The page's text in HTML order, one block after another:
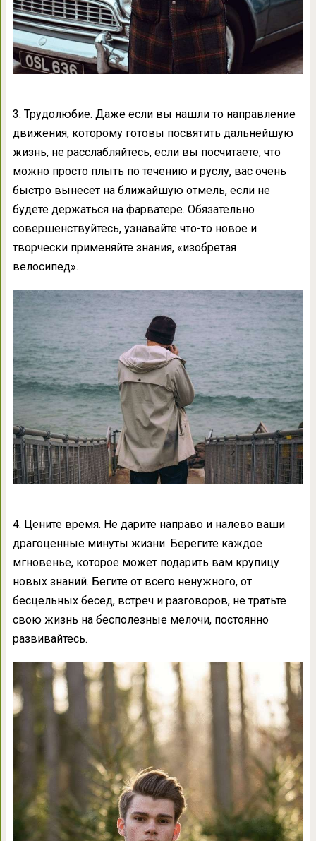
3. Трудолюбие. Даже если вы нашли то направление
движения, которому готовы посвятить дальнейшую
жизнь, не расслабляйтесь, если вы посчитаете, что
можно просто плыть по течению и руслу, вас очень
быстро вынесет на ближайшую отмель, если не
будете держаться на фарватере. Обязательно
совершенствуйтесь, узнавайте что-то новое и
творчески применяйте знания, «изобретая
велосипед».
4. Цените время. Не дарите направо и налево ваши
драгоценные минуты жизни. Берегите каждое
мгновенье, которое может подарить вам крупицу
новых знаний. Бегите от всего ненужного, от
бесцельных бесед, встреч и разговоров, не тратьте
свою жизнь на бесполезные мелочи, постоянно
развивайтесь.